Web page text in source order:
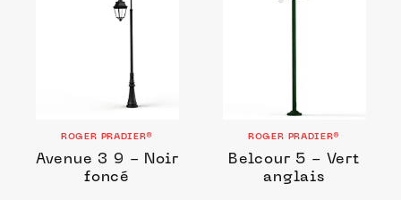
ROGER PRADIER®
Avenue 3 9 - Noir
foncé
ROGER PRADIER®
Belcour 5 - Vert
anglais